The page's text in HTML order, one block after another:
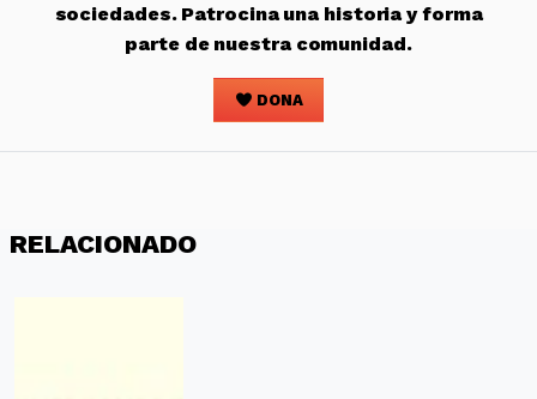
sociedades. Patrocina una historia y forma
parte de nuestra comunidad.
DONA
RELACIONADO